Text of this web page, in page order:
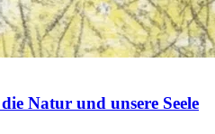
Natur und unsere Seele